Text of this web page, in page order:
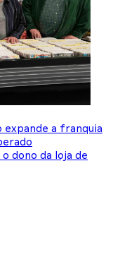
expande a franquia
dono da loja de